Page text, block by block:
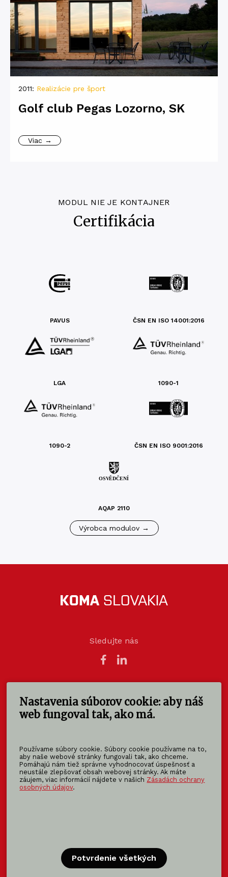
Nastavenia súborov cookie: aby náš
web fungoval tak, ako má.
Používame súbory cookie. Súbory cookie používame na to,
aby naše webové stránky fungovali tak, ako chceme.
Pomáhajú nám tiež správne vyhodnocovať úspešnosť a
neustále zlepšovať obsah webovej stránky. Ak máte
záujem, viac informácií nájdete v našich Zásadách ochrany
osobných údajov.
Potvrdenie všetkých
2011: Realizácie pre šport
Golf club Pegas Lozorno, SK
Viac →
MODUL NIE JE KONTAJNER
Certifikácia
PAVUS ČSN EN ISO 14001:2016
LGA 1090-1
1090-2 ČSN EN ISO 9001:2016
AQAP 2110
Výrobca modulov →
Sledujte nás
KOMA SLOVAKIA s.r.o.
Štúrova 140
949 01 Nitra - Mlynárce
info@koma-slovakia.sk
+ 421 37 6518 325
Patríme do rodiny KOMA FAMILY